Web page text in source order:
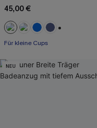
45,00 €
Für kleine Cups
NEU